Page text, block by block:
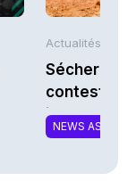
Actualités AFP
contestent
NEWS